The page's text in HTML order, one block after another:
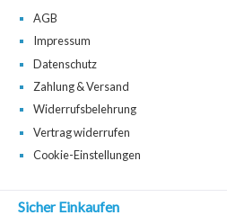
AGB
Impressum
Datenschutz
Zahlung & Versand
Widerrufsbelehrung
Vertrag widerrufen
Cookie-Einstellungen
Sicher Einkaufen